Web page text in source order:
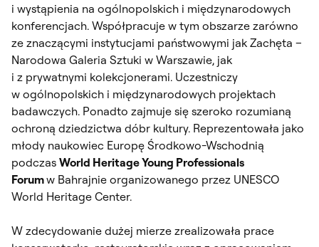
i wystąpienia na ogólnopolskich i międzynarodowych
konferencjach. Współpracuje w tym obszarze zarówno
ze znaczącymi instytucjami państwowymi jak Zachęta –
Narodowa Galeria Sztuki w Warszawie, jak
i z prywatnymi kolekcjonerami. Uczestniczy
w ogólnopolskich i międzynarodowych projektach
badawczych. Ponadto zajmuje się szeroko rozumianą
ochroną dziedzictwa dóbr kultury. Reprezentowała jako
młody naukowiec Europę Środkowo-Wschodnią
podczas World Heritage Young Professionals
Forumw Bahrajnie organizowanego przez UNESCO
World Heritage Center.
W zdecydowanie dużej mierze zrealizowała prace